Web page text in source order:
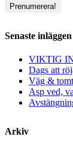
Senaste inläggen
VIKTIG
Dags att
Väg &
Asp ved,
Arkiv